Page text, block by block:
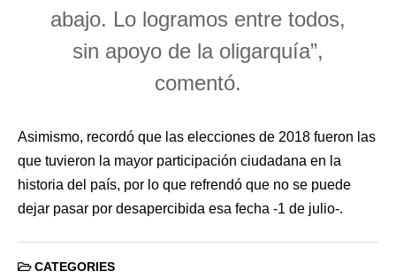
abajo. Lo logramos entre todos,
sin apoyo de la oligarquía”,
comentó.
Asimismo, recordó que las elecciones de 2018 fueron las
que tuvieron la mayor participación ciudadana en la
historia del país, por lo que refrendó que no se puede
dejar pasar por desapercibida esa fecha -1 de julio-.
CATEGORIES